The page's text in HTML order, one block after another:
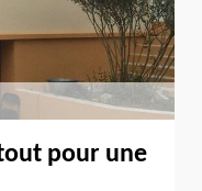
pour une